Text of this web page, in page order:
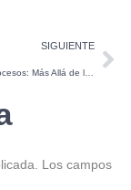
SIGUIENTE
Auditorías de Procesos: Más Allá de la Conformidad, un Impulso a la Mejora Continua
Los campos